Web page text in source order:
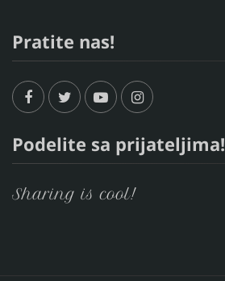
Pratite nas!
Podelite sa prijateljima!
Sharing is cool!